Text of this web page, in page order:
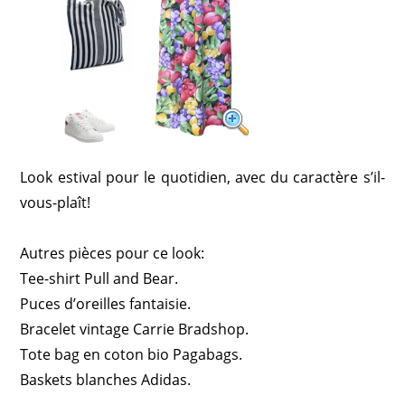
Look estival pour le quotidien, avec du caractère s’il-
vous-plaît!
Autres pièces pour ce look:
Tee-shirt Pull and Bear.
Puces d’oreilles fantaisie.
Bracelet vintage Carrie Bradshop.
Tote bag en coton bio Pagabags.
Baskets blanches Adidas.